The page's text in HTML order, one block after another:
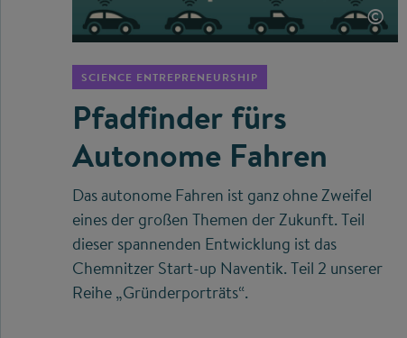
©
SCIENCE ENTREPRENEURSHIP
Pfadfinder fürs
Autonome Fahren
Das autonome Fahren ist ganz ohne Zweifel
eines der großen Themen der Zukunft. Teil
dieser spannenden Entwicklung ist das
Chemnitzer Start-up Naventik. Teil 2 unserer
Reihe „Gründerporträts“.